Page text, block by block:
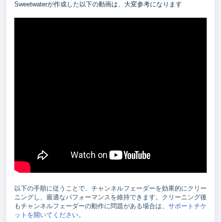
Sweetwaterが作成した以下の動画は、大変参考になります
以下の手順に従うことで、チャンネルフェーダーを効果的にクリー
ニングし、最適なパフォーマンスを維持できます。クリーニング後
もチャンネルフェーダーの動作に問題がある場合は、 サポートチケ
ットを開いてください。